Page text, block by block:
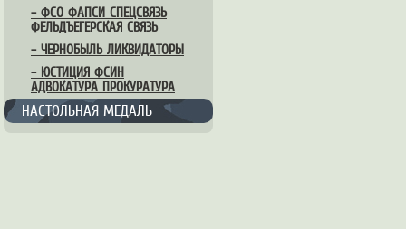
– ФСО ФАПСИ СПЕЦСВЯЗЬ
ФЕЛЬДЪЕГЕРСКАЯ СВЯЗЬ
– ЧЕРНОБЫЛЬ ЛИКВИДАТОРЫ
– ЮСТИЦИЯ ФСИН
АДВОКАТУРА ПРОКУРАТУРА
НАСТОЛЬНАЯ МЕДАЛЬ